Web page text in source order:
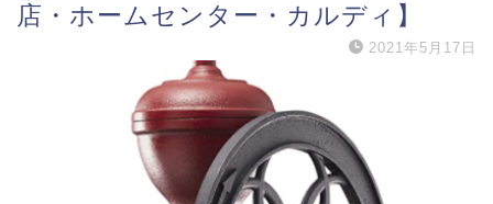
店・ホームセンター・カルディ】
2021年5月17日